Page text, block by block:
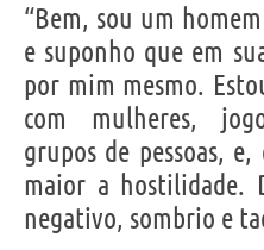
“Bem, sou um
e suponho que em
por mim mesmo.
com mulheres,
grupos de pessoas,
maior a hostilidade.
negativo, sombrio e